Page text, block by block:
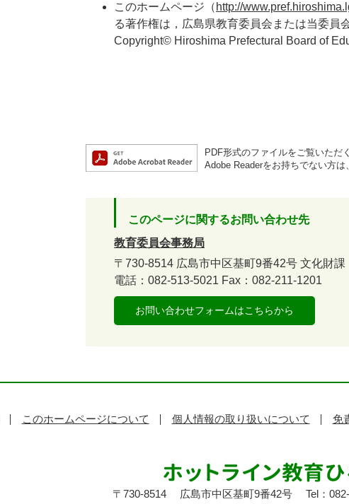
このホームページ（ http://
る著作権は，広島県教育委員会または当委員
Copyright© Hiroshima Prefectural Board of
PDF形式のファイルをご覧いただ
Adobe Readerをお持ちでない方
このページに関するお問い合わせ先
教育委員会事務局
〒730-8514 広島市中区基町9番42号 文化財課
電話：082-513-5021 Fax：082-211-1201
お問い合わせフォームはこちらから
このホームページについて 個人情報の取り扱いについて 免
〒730-8514 広島市中区基町9番42号 Tel：